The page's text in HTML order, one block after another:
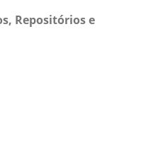
Repositórios e